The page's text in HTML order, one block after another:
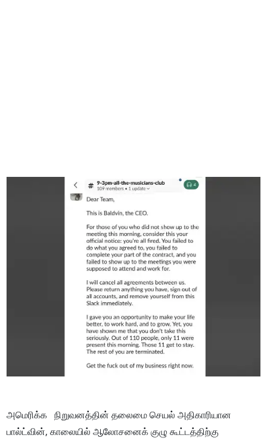
அமெரிக்க நிறுவனத்தின் தலைமை செயல் அதிகாரியான
பால்ட்வின், காலையில் ஆலோசனைக் குழு கூட்டத்திற்கு